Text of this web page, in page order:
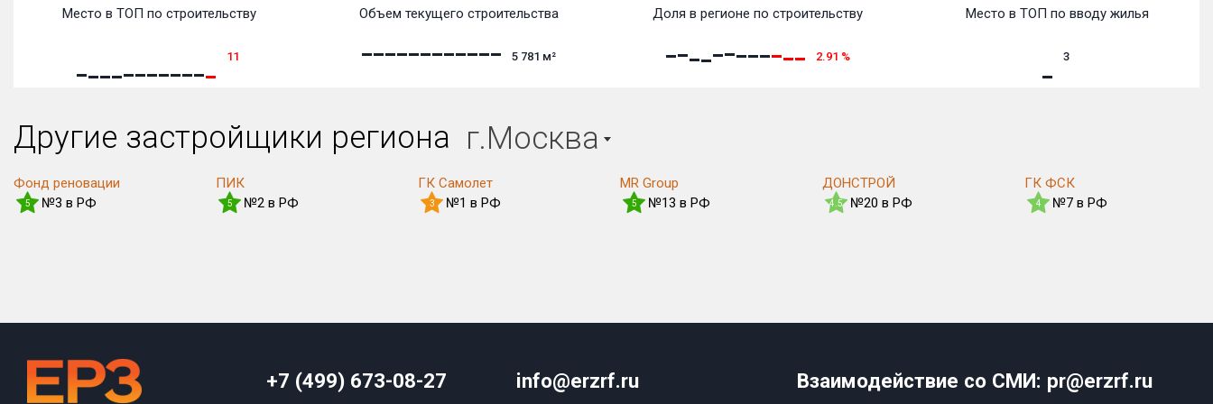
Место в ТОП по строительству
11
Объем текущего строительства
5 781 м²
Доля в регионе по строительству
2.91 %
Место в ТОП по вводу жилья
3
Другие застройщики региона г.Москва
Фонд реновации
5 №3 в РФ
ПИК
5 №2 в РФ
ГК Самолет
3 №1 в РФ
MR Group
5 №13 в РФ
ДОНСТРОЙ
4.5 №20 в РФ
ГК ФСК
4 №7 в РФ
+7 (499) 673-08-27 info@erzrf.ru Взаимодействие со СМИ: pr@erzrf.ru